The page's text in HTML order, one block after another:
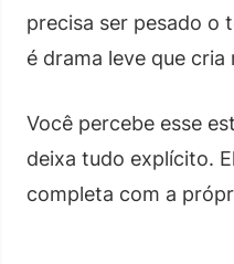
precisa ser pesado o
é drama leve que
Você percebe esse
deixa tudo explícito.
completa com a